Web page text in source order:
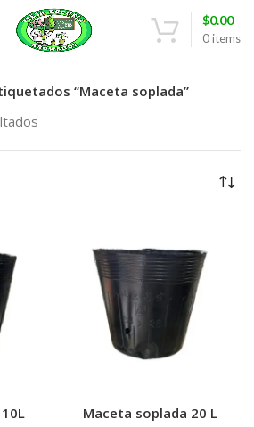
0items
$0.00
“Maceta soplada”
Maceta soplada 20 L